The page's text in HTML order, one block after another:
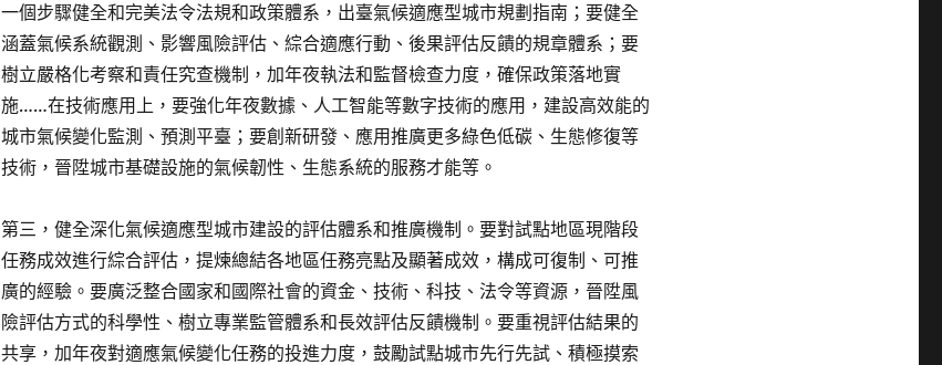
一個步驟健全和完美法令法規和政策體系，出臺氣候適應型城市規劃指南；要健全
涵蓋氣候系統觀測、影響風險評估、綜合適應行動、後果評估反饋的規章體系；要
樹立嚴格化考察和責任究查機制，加年夜執法和監督檢查力度，確保政策落地實
施……在技術應用上，要強化年夜數據、人工智能等數字技術的應用，建設高效能的
城市氣候變化監測、預測平臺；要創新研發、應用推廣更多綠色低碳、生態修復等
技術，晉陞城市基礎設施的氣候韌性、生態系統的服務才能等。
第三，健全深化氣候適應型城市建設的評估體系和推廣機制。要對試點地區現階段
任務成效進行綜合評估，提煉總結各地區任務亮點及顯著成效，構成可復制、可推
廣的經驗。要廣泛整合國家和國際社會的資金、技術、科技、法令等資源，晉陞風
險評估方式的科學性、樹立專業監管體系和長效評估反饋機制。要重視評估結果的
共享，加年夜對適應氣候變化任務的投進力度，鼓勵試點城市先行先試、積極摸索